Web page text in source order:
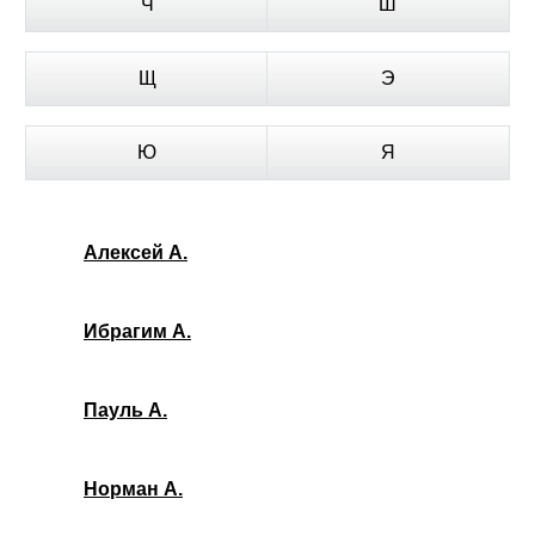
Ч Ш
Щ Э
Ю Я
Алексей А.
Ибрагим А.
Пауль А.
Норман А.